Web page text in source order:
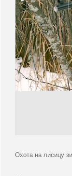
Охота на лисицу